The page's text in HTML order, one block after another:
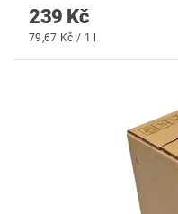
239 Kč
79,67 Kč / 1 l